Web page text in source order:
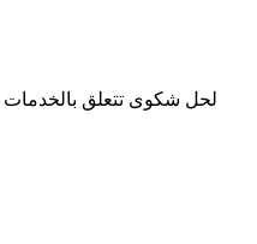
لحل شكوى تتعلق بالخدمات